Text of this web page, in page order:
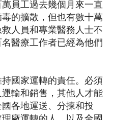
員工過去幾個月來一直
的擴散，但也有數十萬
人員和專業醫務人士不
醫療工作者已經為他們
國家運轉的責任。必須
輸和銷售，其他人才能
各地運送、分揀和投